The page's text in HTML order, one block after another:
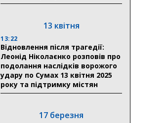
13 квітня
13:22
Відновлення після трагедії:
Леонід Ніколаєнко розповів про
подолання наслідків ворожого
удару по Сумах 13 квітня 2025
року та підтримку містян
17 березня